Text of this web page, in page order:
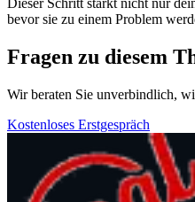
Dieser Schritt stärkt nicht nur
bevor sie zu einem Problem
Fragen zu diesem
Wir beraten Sie unverbindlich,
Kostenloses Erstgespräch